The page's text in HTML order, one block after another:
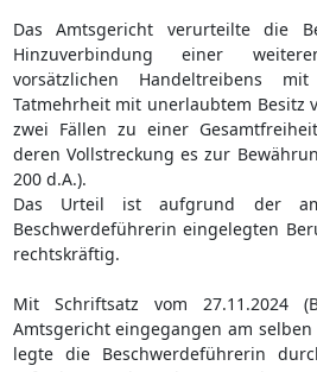
Das Amtsgericht verurteilte die
Hinzuverbindung einer
vorsätzlichen Handeltreibens
Tatmehrheit mit unerlaubtem Besitz
zwei Fällen zu einer
deren Vollstreckung es zur
200 d.A.).
Das Urteil ist aufgrund der
Beschwerdeführerin eingelegten
rechtskräftig.
Mit Schriftsatz vom 27.11.2024
Amtsgericht eingegangen am selben
legte die Beschwerdeführerin